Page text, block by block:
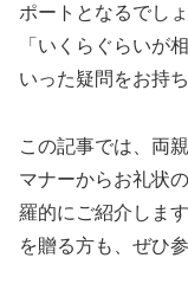
ポートとなるでし
「いくらぐらいが
いった疑問をお持
この記事では、両
マナーからお礼状
羅的にご紹介しま
を贈る方も、ぜひ